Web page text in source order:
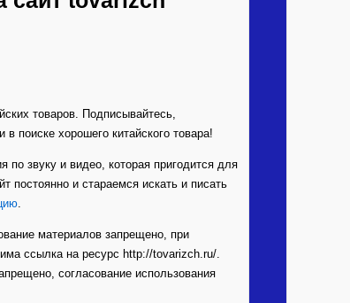
товаров. Подписывайтесь,
поиске хорошего китайского товара!
звуку и видео, которая пригодится для
и стараемся искать и писать
.
материалов запрещено, при
ссылка на ресурс http://tovarizch.ru/.
согласование использования